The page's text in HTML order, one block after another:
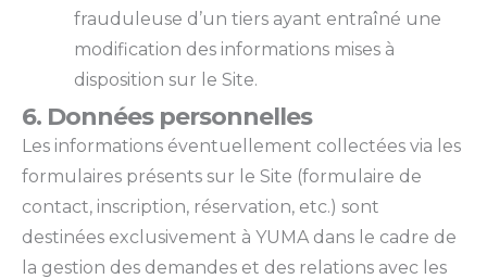
frauduleuse d’un tiers ayant entraîné une
modification des informations mises à
disposition sur le Site.
6. Données personnelles
Les informations éventuellement collectées via les
formulaires présents sur le Site (formulaire de
contact, inscription, réservation, etc.) sont
destinées exclusivement à YUMA dans le cadre de
la gestion des demandes et des relations avec les